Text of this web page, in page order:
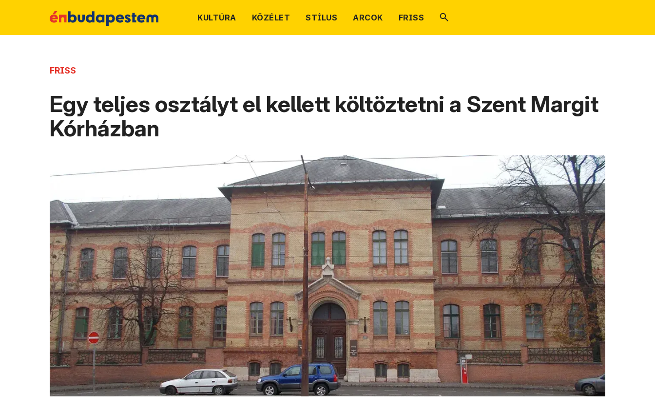
KULTÚRA KÖZÉLET STÍLUS ARCOK FRISS
FRISS
Egy teljes osztályt el kellett költöztetni a Szent Margit
Kórházban